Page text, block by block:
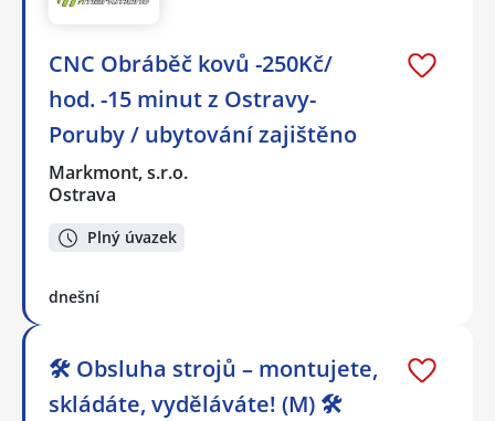
CNC Obráběč kovů -250Kč/
hod. -15 minut z Ostravy-
Poruby / ubytování zajištěno
Markmont, s.r.o.
Ostrava
Plný úvazek
dnešní
🛠️ Obsluha strojů – montujete,
skládáte, vyděláváte! (M) 🛠️